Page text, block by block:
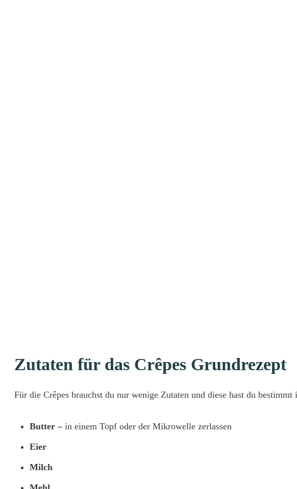
Zutaten für das Crêpes Grundrezept
Für die Crêpes brauchst du nur wenige Zutaten und diese hast du
Butter – in einem Topf oder der Mikrowelle zerlassen
Eier
Milch